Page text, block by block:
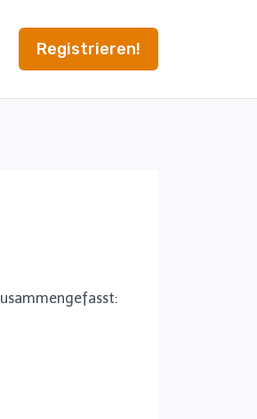
Registrieren!